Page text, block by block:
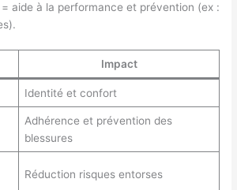
aide à la performance et prévention (ex :
Impact
Identité et confort
Adhérence et prévention des
blessures
Réduction risques entorses